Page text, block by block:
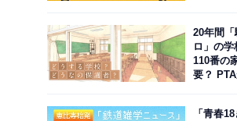
20年間
ロ」の
110番の
要？
「青春